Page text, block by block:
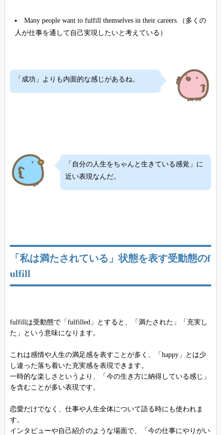
Many people want to fulfill themselves in their careers.（多くの
人が仕事を通して自己実現したいと考えている）
「成功」よりも内面的な感じがあるね。
「自分の人生をちゃんと生きている感覚」に
近い表現なんだ。
「私は満たされている」状態を表す受動態のf
ulfill
fulfillは受動態で「fulfilled」とすると、「満たされた」「充実し
た」という意味になります。
これは感情や人生の満足感を表すことが多く、「happy」とは少
し違った落ち着いた充実感を表現できます。
一時的な楽しさというより、「今の生き方に納得している感じ」
を含むことが多い表現です。
恋愛だけでなく、仕事や人生全体について語る時にも使われま
す。
インタビューや自己紹介のような場面で、「今の仕事にやりがい